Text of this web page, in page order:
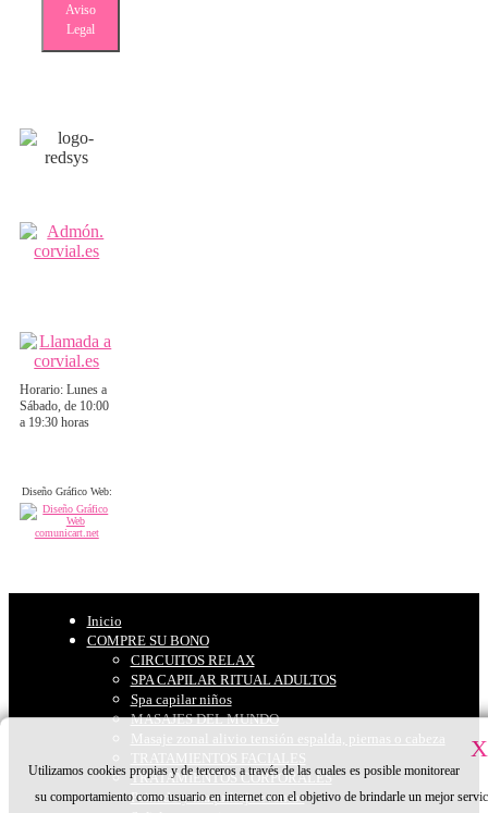
X
Utilizamos cookies propias y de terceros a través de las cuales es posible monitorear
su comportamiento como usuario en internet con el objetivo de brindarle un mejor
Aviso
Legal
Horario: Lunes a
Sábado, de 10:00
a 19:30 horas
Diseño Gráfico Web:
Inicio
COMPRE SU BONO
CIRCUITOS RELAX
SPA CAPILAR RITUAL ADULTOS
Spa capilar niños
MASAJES DEL MUNDO
Masaje zonal alivio tensión espalda, piernas o cabeza
TRATAMIENTOS FACIALES
TRATAMIENTOS CORPORALES
Peinado y maquillaje eventos